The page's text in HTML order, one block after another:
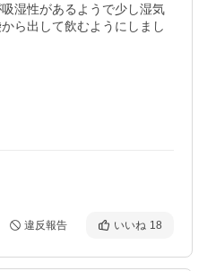
湿性があるようで少し湿気
ら出して飲むようにしまし
違反報告 いいね 18